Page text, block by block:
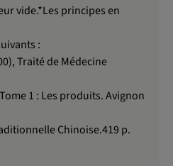
vide.*Les principes en
:
Traité de Médecine
1 : Les produits. Avignon
Chinoise.419 p.